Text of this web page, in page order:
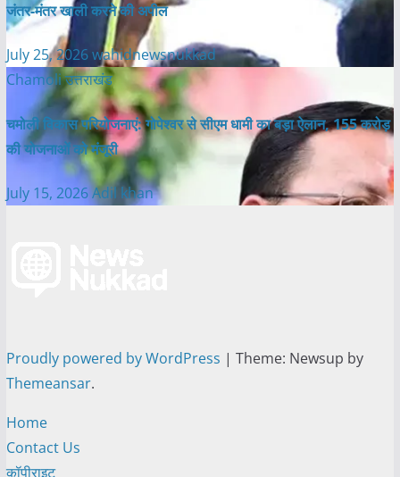
जंतर-मंतर खाली करने की अपील
July 25, 2026wahidnewsnukkad
Chamoliउत्तराखंड
चमोली विकास परियोजनाएं: गोपेश्वर से सीएम धामी का बड़ा ऐलान, 155 करोड़
की योजनाओं को मंजूरी
July 15, 2026Adil khan
Proudly powered by WordPress | Theme: Newsup by
Themeansar.
Home
Contact Us
कॉपीराइट